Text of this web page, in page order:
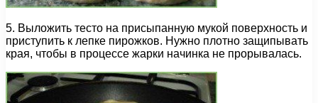
5. Выложить тесто на присыпанную мукой поверхность и
приступить к лепке пирожков. Нужно плотно защипывать
края, чтобы в процессе жарки начинка не прорывалась.